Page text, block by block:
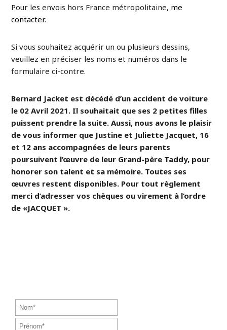
Pour les envois hors France métropolitaine, me
contacter.
Si vous souhaitez acquérir un ou plusieurs dessins,
veuillez en préciser les noms et numéros dans le
formulaire ci-contre.
Bernard Jacket est décédé d’un accident de voiture
le 02 Avril 2021. Il souhaitait que ses 2 petites filles
puissent prendre la suite. Aussi, nous avons le plaisir
de vous informer que Justine et Juliette Jacquet, 16
et 12 ans accompagnées de leurs parents
poursuivent l’œuvre de leur Grand-père Taddy, pour
honorer son talent et sa mémoire. Toutes ses
œuvres restent disponibles. Pour tout règlement
merci d’adresser vos chèques ou virement à l’ordre
de «JACQUET ».